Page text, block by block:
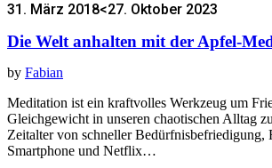
31. März 2018<27. Oktober 2023
Die Welt anhalten mit der Apfel-
by Fabian
Meditation ist ein kraftvolles Werkzeug um
Gleichgewicht in unseren chaotischen Alltag
Zeitalter von schneller Bedürfnisbefriedigung,
Smartphone und Netflix…